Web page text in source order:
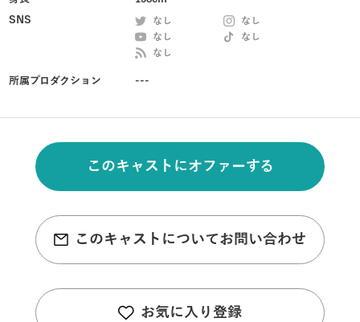
SNS
なし
なし
なし
なし
なし
所属プロダクション ---
このキャストにオファーする
このキャストについてお問い合わせ
お気に入り登録